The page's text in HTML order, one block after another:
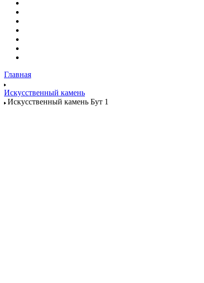
Главная
Искусственный камень
Искусственный камень Бут 1